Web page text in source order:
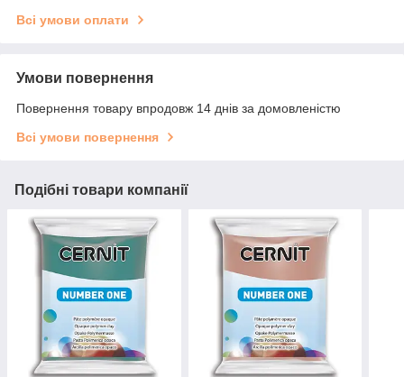
Всі умови оплати
Умови повернення
Повернення товару впродовж 14 днів за домовленістю
Всі умови повернення
Подібні товари компанії